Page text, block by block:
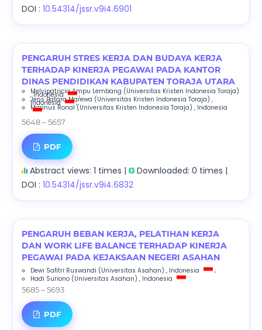
DOI : 10.54314/jssr.v9i4.6901
PENGARUH STRES KERJA DAN BUDAYA KERJA
TERHADAP KINERJA PEGAWAI PADA KANTOR
DINAS PENDIDIKAN KABUPATEN TORAJA UTARA
Melvipatricia Ampu Lembang (Universitas Kristen Indonesia Toraja)
, Indonesia ;
Jens Batara Marewa (Universitas Kristen Indonesia Toraja) ,
Indonesia ;
Marinus Ronal(Universitas Kristen Indonesia Toraja) , Indonesia
5648 – 5657
PDF
Abstract views: 1 times |
Downloaded: 0 times |
DOI : 10.54314/jssr.v9i4.6832
PENGARUH BEBAN KERJA, PELATIHAN KERJA
DAN WORK LIFE BALANCE TERHADAP KINERJA
PEGAWAI PADA KEJAKSAAN NEGERI ASAHAN
Dewi Safitri Ruswandi (Universitas Asahan) , Indonesia
;
Hadi Suriono (Universitas Asahan) , Indonesia
5685 – 5693
PDF